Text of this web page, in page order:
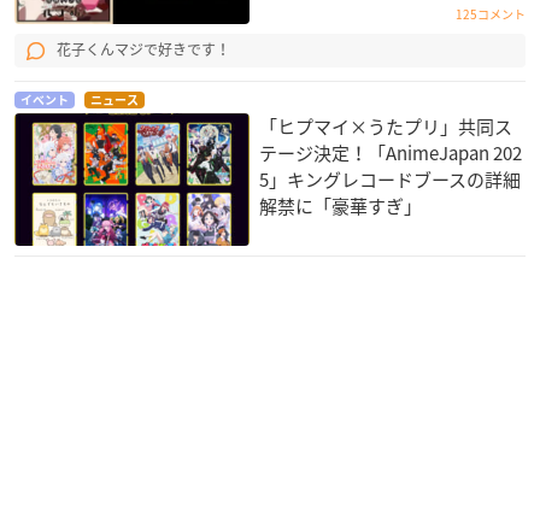
125コメント
花子くんマジで好きです！
イベント ニュース
「ヒプマイ×うたプリ」共同ス
テージ決定！「AnimeJapan 202
5」キングレコードブースの詳細
解禁に「豪華すぎ」